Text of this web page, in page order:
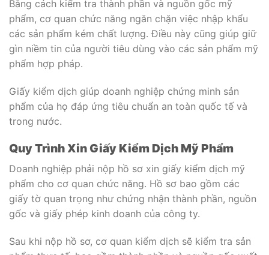
Bằng cách kiểm tra thành phần và nguồn gốc mỹ
phẩm, cơ quan chức năng ngăn chặn việc nhập khẩu
các sản phẩm kém chất lượng. Điều này cũng giúp giữ
gìn niềm tin của người tiêu dùng vào các sản phẩm mỹ
phẩm hợp pháp.
Giấy kiểm dịch giúp doanh nghiệp chứng minh sản
phẩm của họ đáp ứng tiêu chuẩn an toàn quốc tế và
trong nước.
Quy Trình Xin Giấy Kiểm Dịch Mỹ Phẩm
Doanh nghiệp phải nộp hồ sơ xin giấy kiểm dịch mỹ
phẩm cho cơ quan chức năng. Hồ sơ bao gồm các
giấy tờ quan trọng như chứng nhận thành phần, nguồn
gốc và giấy phép kinh doanh của công ty.
Sau khi nộp hồ sơ, cơ quan kiểm dịch sẽ kiểm tra sản